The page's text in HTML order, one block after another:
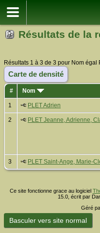
Résultats de la
Résultats 1 à 3 de 3 pour Nom égal
Carte de densité
# Nom
1 PLET Adrien
2
PLET Jeanne, Adrienne,
3 PLET Saint-Ange, Marie-
Ce site fonctionne grace au logiciel
15.0, écrit par
Géré
Basculer vers site normal